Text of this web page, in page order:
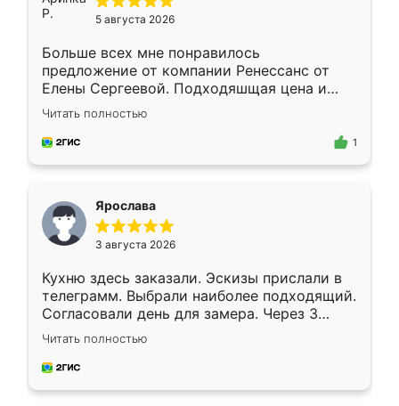
5 августа 2026
Больше всех мне понравилось
предложение от компании Ренессанс от
Елены Сергеевой. Подходяшщая цена и
короткие сроки изготовления. Приехавший
для замера сотрудник Владислав
предложил по моему эскизу самый
Читать полностью
1
Ярослава
3 августа 2026
Кухню здесь заказали. Эскизы прислали в
телеграмм. Выбрали наиболее подходящий.
Согласовали день для замера. Через 3
недели кухня была уже готова. Остались
довольны работой. Спасибо Ренессанс
мебель за качественную работу!
Читать полностью